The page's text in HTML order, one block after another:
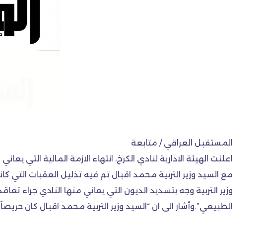
المستقبل العراقي / متابعة
اعلنت الهيئة الادارية لنادي الكرخ، انتهاء الازمة المالية التي
مع السيد وزير التربية محمد اقبال تم فيه تذليل العقبات التي
وزير التربية وجه بتسديد الديون التي يعاني منها النادي
الطبيعي”.وأشار الى ان “السيد وزير التربية محمد اقبال كان